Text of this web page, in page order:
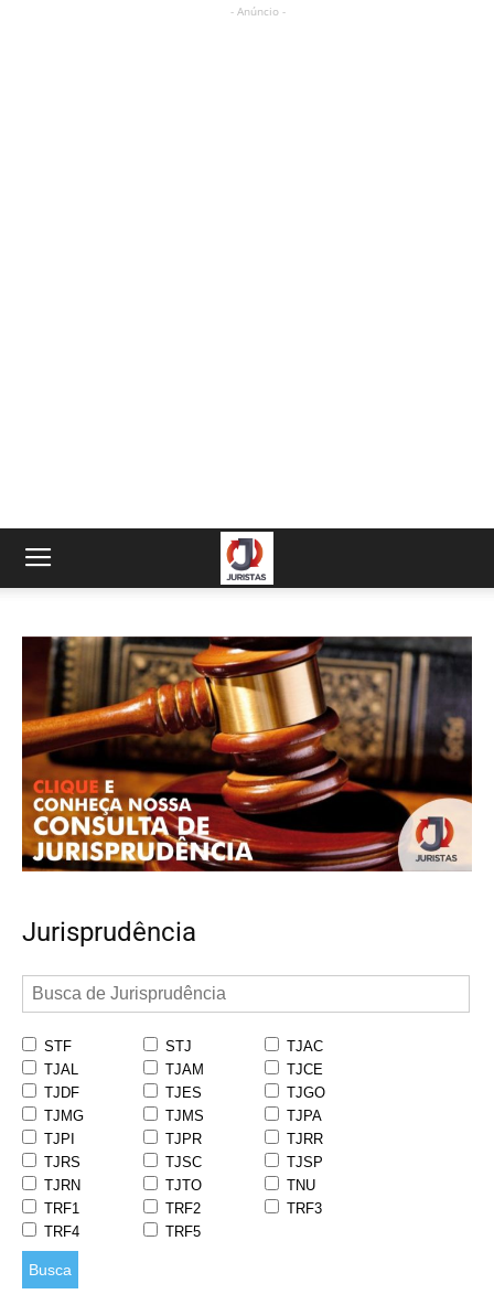
- Anúncio -
Jurisprudência
STF STJ
TJAC
TJAL
TJAM
TJCE
TJDF
TJES
TJGO
TJMG
TJMS
TJPA
TJPI
TJPR
TJRR
TJRS
TJSC
TJSP
TJRN
TJTO
TNU
TRF1
TRF2
TRF3
TRF4
TRF5
Busca